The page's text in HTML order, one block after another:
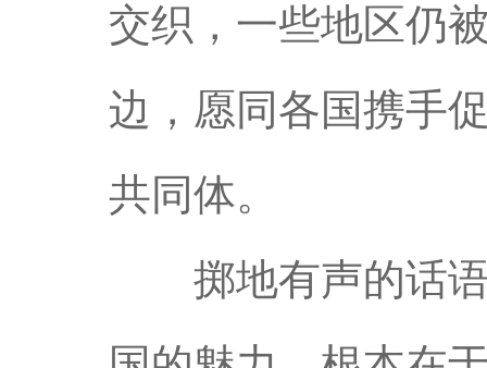
交织，一些地区仍
边，愿同各国携手
共同体。
掷地有声的话语